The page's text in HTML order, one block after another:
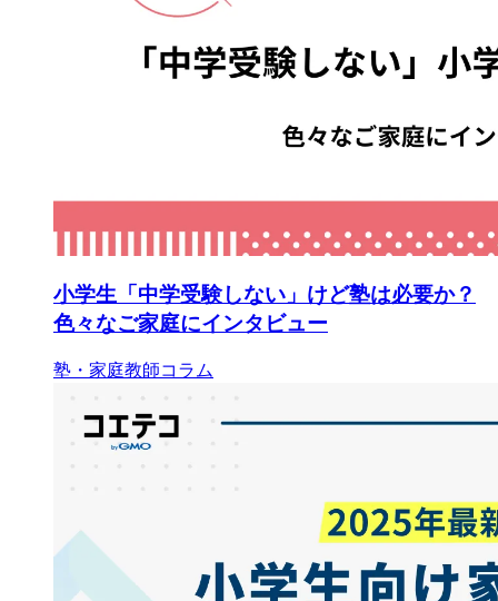
小学生「中学受験しない」けど塾は必要か？
色々なご家庭にインタビュー
塾・家庭教師コラム